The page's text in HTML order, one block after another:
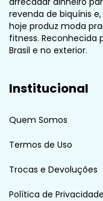
revenda de biquínis
hoje produz moda
fitness. Reconhecida
Brasil e no exterior.
Institucional
Quem Somos
Termos de Uso
Trocas e Devoluções
Política de Privacidade